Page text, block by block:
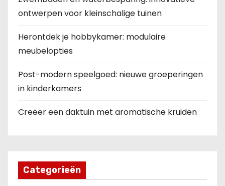
ontwerpen voor kleinschalige tuinen
Herontdek je hobbykamer: modulaire
meubelopties
Post-modern speelgoed: nieuwe groeperingen
in kinderkamers
Creëer een daktuin met aromatische kruiden
Categorieën